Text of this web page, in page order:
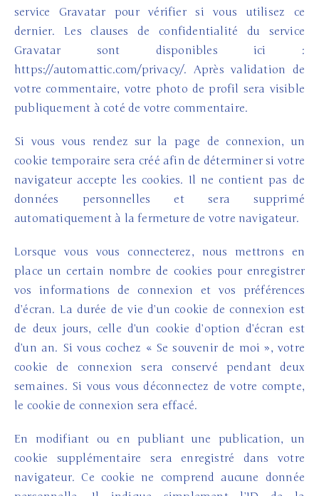
service Gravatar pour vérifier si vous utilisez ce
dernier. Les clauses de confidentialité du service
Gravatar sont disponibles ici :
https://automattic.com/privacy/. Après validation de
votre commentaire, votre photo de profil sera visible
publiquement à coté de votre commentaire.
Si vous vous rendez sur la page de connexion, un
cookie temporaire sera créé afin de déterminer si votre
navigateur accepte les cookies. Il ne contient pas de
données personnelles et sera supprimé
automatiquement à la fermeture de votre navigateur.
Lorsque vous vous connecterez, nous mettrons en
place un certain nombre de cookies pour enregistrer
vos informations de connexion et vos préférences
d’écran. La durée de vie d’un cookie de connexion est
de deux jours, celle d’un cookie d’option d’écran est
d’un an. Si vous cochez « Se souvenir de moi », votre
cookie de connexion sera conservé pendant deux
semaines. Si vous vous déconnectez de votre compte,
le cookie de connexion sera effacé.
En modifiant ou en publiant une publication, un
cookie supplémentaire sera enregistré dans votre
navigateur. Ce cookie ne comprend aucune donnée